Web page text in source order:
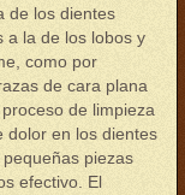
de los dientes
a la de los lobos y
como por
de cara plana
de limpieza
dolor en los dientes
piezas
efectivo. El